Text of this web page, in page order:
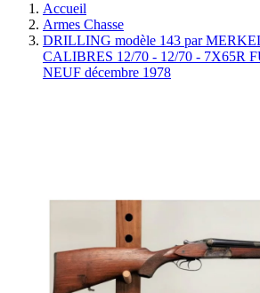
Accueil
Armes Chasse
DRILLING modèle 143 par
CALIBRES 12/70 - 12/70 - 7X65R
NEUF décembre 1978